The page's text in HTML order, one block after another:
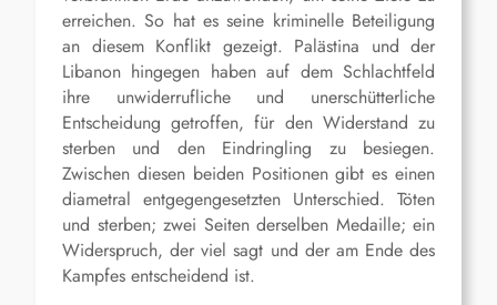
erreichen. So hat es seine kriminelle Beteiligung
an diesem Konflikt gezeigt. Palästina und der
Libanon hingegen haben auf dem Schlachtfeld
ihre unwiderrufliche und unerschütterliche
Entscheidung getroffen, für den Widerstand zu
sterben und den Eindringling zu besiegen.
Zwischen diesen beiden Positionen gibt es einen
diametral entgegengesetzten Unterschied. Töten
und sterben; zwei Seiten derselben Medaille; ein
Widerspruch, der viel sagt und der am Ende des
Kampfes entscheidend ist.